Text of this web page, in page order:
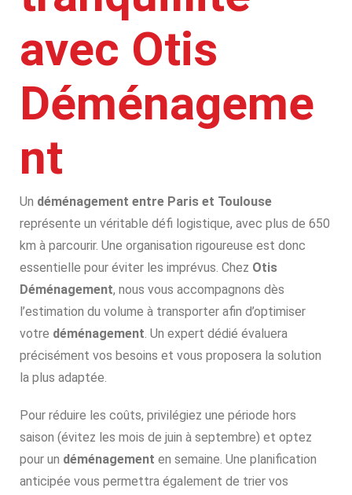
avec Otis
Déménageme
nt
Un déménagement entre Paris et Toulouse
représente un véritable défi logistique, avec plus de 650
km à parcourir. Une organisation rigoureuse est donc
essentielle pour éviter les imprévus. Chez Otis
Déménagement, nous vous accompagnons dès
l’estimation du volume à transporter afin d’optimiser
votre déménagement. Un expert dédié évaluera
précisément vos besoins et vous proposera la solution
la plus adaptée.
Pour réduire les coûts, privilégiez une période hors
saison (évitez les mois de juin à septembre) et optez
pour un déménagement en semaine. Une planification
anticipée vous permettra également de trier vos